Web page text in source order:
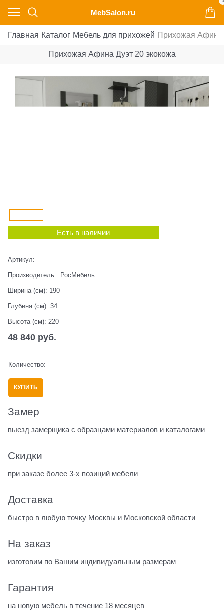
MebSalon.ru
0
Главная Каталог Мебель для прихожей Прихожая Афина
Прихожая Афина Дуэт 20 экокожа
Есть в наличии
Артикул:
Производитель : РосМебель
Ширина (см): 190
Глубина (см): 34
Высота (см): 220
48 840 руб.
Количество:
КУПИТЬ
Замер
выезд замерщика с образцами материалов и каталогами
Скидки
при заказе более 3-х позиций мебели
Доставка
быстро в любую точку Москвы и Московской области
На заказ
изготовим по Вашим индивидуальным размерам
Гарантия
на новую мебель в течение 18 месяцев